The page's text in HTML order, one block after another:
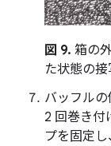
図 9. 箱の
た状態の
バッフル
2 回巻き付
プを固定